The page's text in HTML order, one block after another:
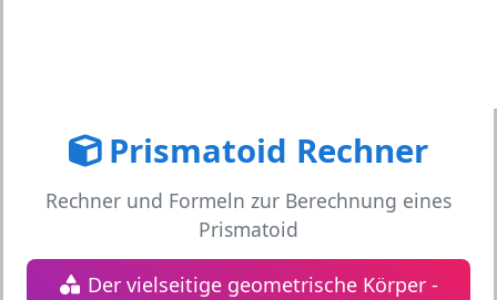
Prismatoid Rechner
Rechner und Formeln zur Berechnung eines
Prismatoid
Der vielseitige geometrische Körper -